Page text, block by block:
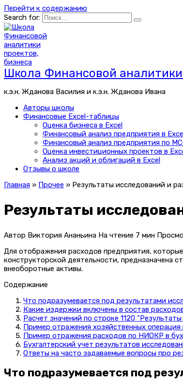
Перейти к содержанию
Search for:
Школа Финансовой аналитики
к.э.н. Жданова Василия и к.э.н. Жданова Ивана
Авторы школы
Финансовые Excel-таблицы
Оценка бизнеса в Excel
Финансовый анализ предприятия в
Финансовый анализ предприятия по
Оценка инвестиционных проектов в
Анализ акций и облигаций в Excel
Отзывы о школе
Главная » Прочее » Результаты исследований и
Результаты
Автор Виктория Ананьина На чтение 7 мин
Для отображения расходов предприятия,
конструкторской деятельности, предназначена
внеоборотные активы.
Содержание
Что подразумевается под результатами
Какие издержки включены в состав
Расчет значений по строке 1120
Пример отражения хозяйственных
Пример отражения расходов по НИОКР в
Бухгалтерский учет результатов
Ответы на часто задаваемые вопросы про
Что подразумевается под